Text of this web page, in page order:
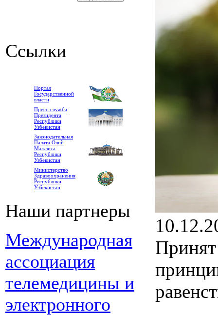
Ссылки
Портал
Государственной
власти
Пресс-служба
Президента
Республики
Узбекистан
Законодательная
Палата Олий
Мажлиса
Республики
Узбекистан
Министерство
Здравоохранения
Республики
Узбекистан
Наши партнеры
Международная
ассоциация
телемедицины и
электронного